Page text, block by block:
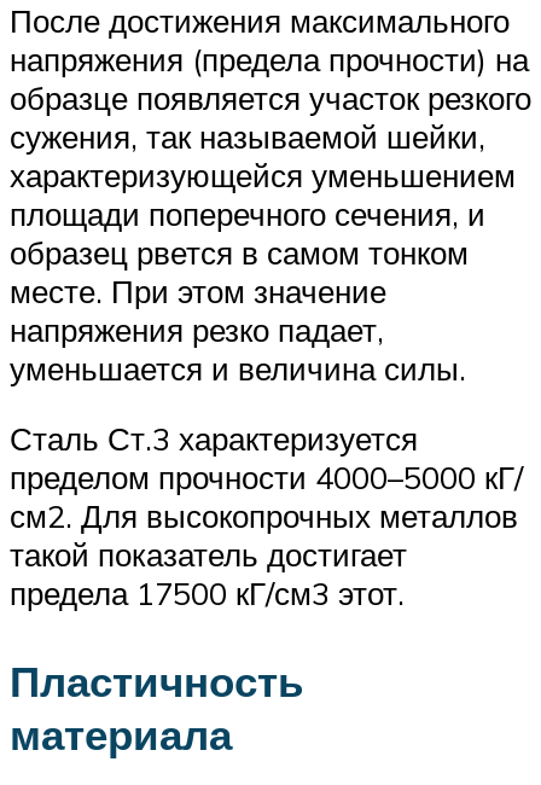
После достижения максимального
напряжения (предела прочности) на
образце появляется участок резкого
сужения, так называемой шейки,
характеризующейся уменьшением
площади поперечного сечения, и
образец рвется в самом тонком
месте. При этом значение
напряжения резко падает,
уменьшается и величина силы.
Сталь Ст.3 характеризуется
пределом прочности 4000–5000 кГ/
см2. Для высокопрочных металлов
такой показатель достигает
предела 17500 кГ/см3 этот.
Пластичность
материала